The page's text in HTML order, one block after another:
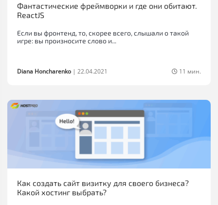
Фантастические фреймворки и где они обитают.
ReactJS
Если вы фронтенд, то, скорее всего, слышали о такой
игре: вы произносите слово и...
Diana Honcharenko | 22.04.2021 11 мин.
Как создать сайт визитку для своего бизнеса?
Какой хостинг выбрать?